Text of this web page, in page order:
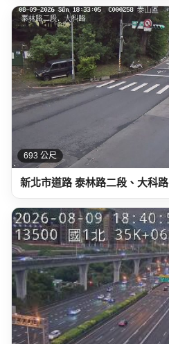
693 公尺
新北市道路 泰林路二段、大科路